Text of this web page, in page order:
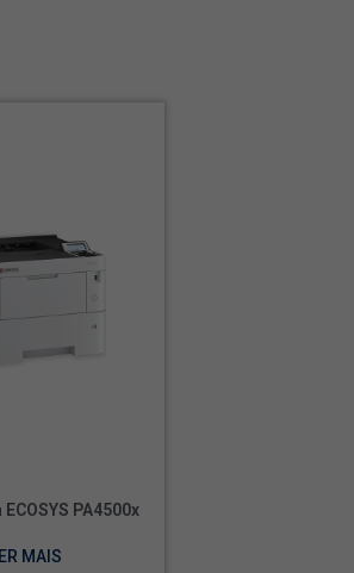
PA4500x
MAIS